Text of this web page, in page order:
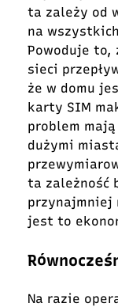
ta zależy od
na
Powoduje to,
sieci
że w domu
karty SIM
problem
dużymi
ta zależność
przynajmniej
jest to
Na razie